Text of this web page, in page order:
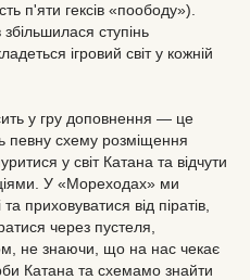
п'яти гексів «поободу»).
збільшилася ступінь
ігровий світ у кожній
у гру доповнення — це
певну схему розміщення
у світ Катана та відчути
У «Мореходах» ми
приховуватися від піратів,
через пустеля,
не знаючи, що на нас чекає
Катана та схемамо знайти